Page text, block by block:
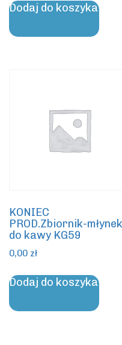
Dodaj do koszyka
KONIEC
PROD.Zbiornik-młynek
do kawy KG59
0,00 zł
Dodaj do koszyka